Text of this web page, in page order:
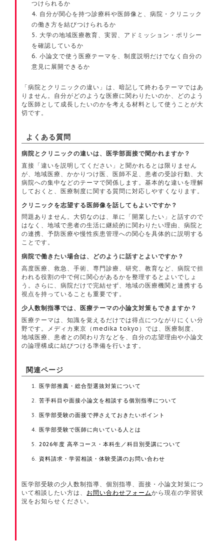
つけられるか
自分が関心を持つ診療科や医師像と、病院・クリニック
の働き方を結びつけられるか
大学の地域医療教育、実習、アドミッション・ポリシー
を確認しているか
小論文で使う医療テーマを、制度説明だけでなく自分の
意見に展開できるか
「病院とクリニックの違い」は、暗記して終わるテーマではあ
りません。自分がどのような医療に関わりたいのか、どのよう
な医師として成長したいのかを考える材料として使うことが大
切です。
よくある質問
病院とクリニックの違いは、医学部面接で聞かれますか？
直接「違いを説明してください」と聞かれるとは限りません
が、地域医療、かかりつけ医、医師不足、患者の受診行動、大
病院への集中などのテーマで関係します。基本的な違いを理解
しておくと、医療制度に関する質問に対応しやすくなります。
クリニックを志望する医師像を話してもよいですか？
問題ありません。大切なのは、単に「開業したい」と話すので
はなく、地域で患者の生活に継続的に関わりたい理由、病院と
の連携、予防医療や慢性疾患管理への関心を具体的に説明する
ことです。
病院で働きたい場合は、どのように話すとよいですか？
高度医療、救急、手術、専門診療、研究、教育など、病院で担
われる役割の中で何に関心があるかを整理するとよいでしょ
う。さらに、病院だけで完結せず、地域の医療機関と連携する
視点を持っていることも重要です。
少人数制指導では、医療テーマの小論文対策もできますか？
医療テーマは、知識を覚えるだけでは得点につながりにくい分
野です。メディカ東京（medika tokyo）では、医療制度、
地域医療、患者との関わり方などを、自分の志望理由や小論文
の論理構成に結びつける準備を行います。
関連ページ
医学部推薦・総合型選抜対策について
苦手科目や面接小論文を相談する個別指導について
医学部受験の面接で押さえておきたいポイント
医学部受験で医師に向いている人とは
2026年度 高卒コース・本科生／科目別受講について
資料請求・学習相談・体験受講のお問い合わせ
医学部受験の少人数制指導、個別指導、面接・小論文対策につ
いて相談したい方は、 お問い合わせフォームから現在の学習状
況をお知らせください。